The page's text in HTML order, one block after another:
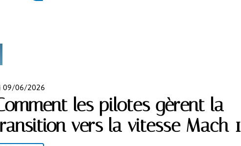
09/06/2026
les pilotes gèrent la
vers la vitesse Mach 1